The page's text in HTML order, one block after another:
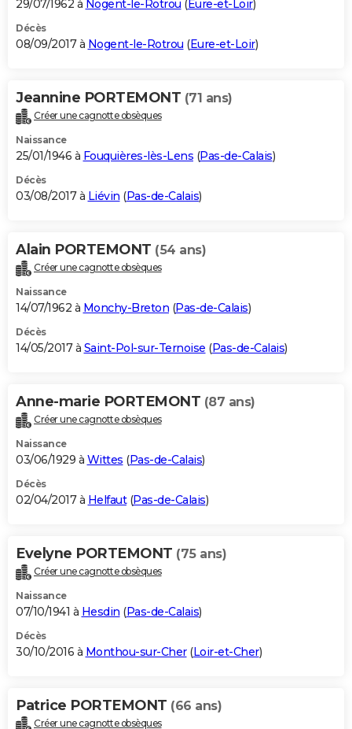
29/07/1962 à Nogent-le-Rotrou ( Eure-et-Loir)
Décès
08/09/2017 à Nogent-le-Rotrou (Eure-et-Loir)
Jeannine PORTEMONT (71 ans)
Créer une cagnotte obsèques
Naissance
25/01/1946 à Fouquières-lès-Lens (Pas-de-Calais)
Décès
03/08/2017 à Liévin (Pas-de-Calais)
Alain PORTEMONT (54 ans)
Créer une cagnotte obsèques
Naissance
14/07/1962 à Monchy-Breton (Pas-de-Calais)
Décès
14/05/2017 à Saint-Pol-sur-Ternoise (Pas-de-Calais)
Anne-marie PORTEMONT (87 ans)
Créer une cagnotte obsèques
Naissance
03/06/1929 à Wittes (Pas-de-Calais)
Décès
02/04/2017 à Helfaut(Pas-de-Calais)
Evelyne PORTEMONT (75 ans)
Créer une cagnotte obsèques
Naissance
07/10/1941 à Hesdin (Pas-de-Calais)
Décès
30/10/2016 à Monthou-sur-Cher(Loir-et-Cher)
Patrice PORTEMONT (66 ans)
Créer une cagnotte obsèques